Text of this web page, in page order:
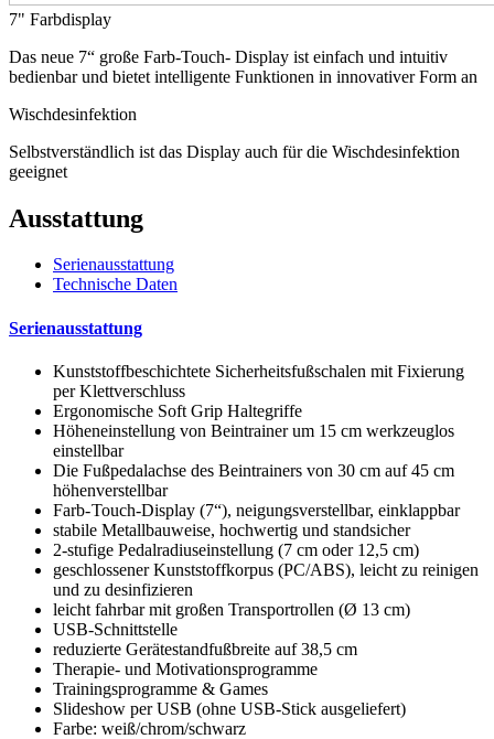
7" Farbdisplay
Das neue 7“ große Farb-Touch- Display ist einfach und intuitiv
bedienbar und bietet intelligente Funktionen in innovativer Form an
Wischdesinfektion
Selbstverständlich ist das Display auch für die Wischdesinfektion
geeignet
Ausstattung
Serienausstattung
Technische Daten
Serienausstattung
Kunststoffbeschichtete Sicherheitsfußschalen mit Fixierung
per Klettverschluss
Ergonomische Soft Grip Haltegriffe
Höheneinstellung von Beintrainer um 15 cm werkzeuglos
einstellbar
Die Fußpedalachse des Beintrainers von 30 cm auf 45 cm
höhenverstellbar
Farb- Touch-Display (7“), neigungsverstellbar, einklappbar
stabile Metallbauweise, hochwertig und standsicher
2-stufige Pedalradiuseinstellung (7 cm oder 12,5 cm)
geschlossener Kunststoffkorpus (PC/ABS), leicht zu reinigen
und zu desinfizieren
leicht fahrbar mit großen Transportrollen (Ø 13 cm)
USB-Schnittstelle
reduzierte Gerätestandfußbreite auf 38,5 cm
Therapie- und Motivationsprogramme
Trainingsprogramme & Games
Slideshow per USB (ohne USB-Stick ausgeliefert)
Farbe: weiß/chrom/schwarz